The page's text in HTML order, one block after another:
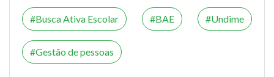
Busca Ativa Escolar BAE Undime
Gestão de pessoas